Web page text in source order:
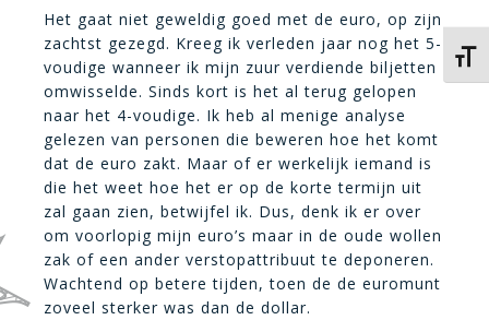
Het gaat niet geweldig goed met de euro, op zijn
zachtst gezegd. Kreeg ik verleden jaar nog het 5-
voudige wanneer ik mijn zuur verdiende biljetten
omwisselde. Sinds kort is het al terug gelopen
naar het 4-voudige. Ik heb al menige analyse
gelezen van personen die beweren hoe het komt
dat de euro zakt. Maar of er werkelijk iemand is
die het weet hoe het er op de korte termijn uit
zal gaan zien, betwijfel ik. Dus, denk ik er over
om voorlopig mijn euro’s maar in de oude wollen
zak of een ander verstopattribuut te deponeren.
Wachtend op betere tijden, toen de de euromunt
zoveel sterker was dan de dollar.